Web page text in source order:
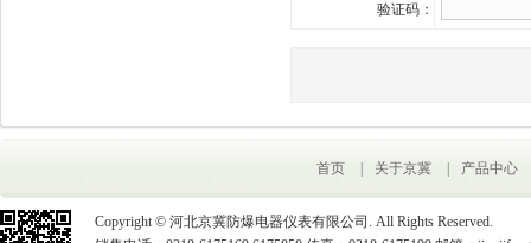
验证码：
首页 关于京冀 产品中心
Copyright © 河北京冀防爆电器仪表有限公司. All Rights Reserved.